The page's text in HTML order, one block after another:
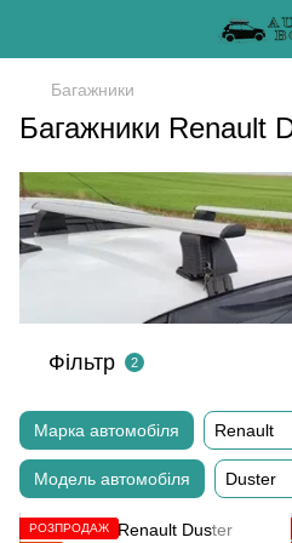
Багажники
Багажники Renault
Фільтр 2
Марка автомобіля Renault
Модель автомобіля Duster
РОЗПРОДАЖ